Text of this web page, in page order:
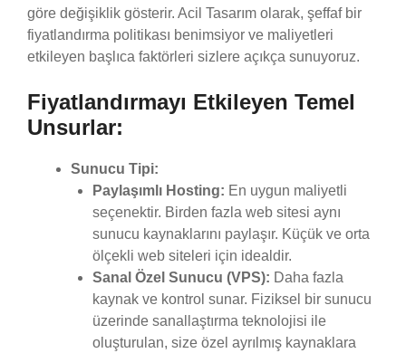
göre değişiklik gösterir. Acil Tasarım olarak, şeffaf bir
fiyatlandırma politikası benimsiyor ve maliyetleri
etkileyen başlıca faktörleri sizlere açıkça sunuyoruz.
Fiyatlandırmayı Etkileyen Temel
Unsurlar:
Sunucu Tipi:
Paylaşımlı Hosting: En uygun maliyetli
seçenektir. Birden fazla web sitesi aynı
sunucu kaynaklarını paylaşır. Küçük ve orta
ölçekli web siteleri için idealdir.
Sanal Özel Sunucu (VPS): Daha fazla
kaynak ve kontrol sunar. Fiziksel bir sunucu
üzerinde sanallaştırma teknolojisi ile
oluşturulan, size özel ayrılmış kaynaklara